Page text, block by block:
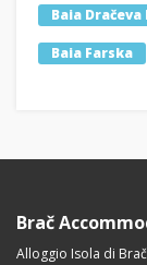
Baia Dračeva
Baia Farska
Brač
Alloggio Isola di Brač